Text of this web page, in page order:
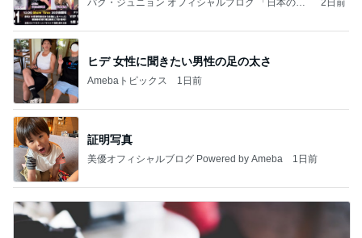
ヒデ 女性に聞きたい男性の足の太さ
Amebaトピックス 1日前
証明写真
美優オフィシャルブログ Powered by Ameba 1日前